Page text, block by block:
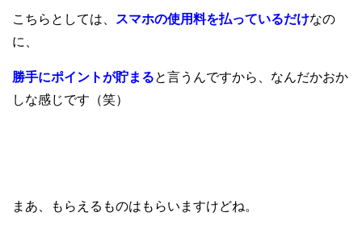
こちらとしては、 スマホの使用料を払っているだけなの
に、
勝手にポイントが貯まると言うんですから、なんだかおか
しな感じです（笑）
まあ、もらえるものはもらいますけどね。